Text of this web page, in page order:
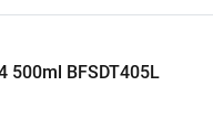
500ml BFSDT405L